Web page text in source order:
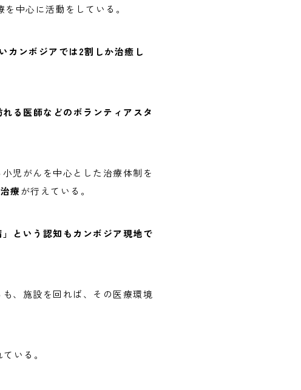
中心に活動をしている。
カンボジアでは2割しか治癒し
る医師などのボランティアスタ
児がんを中心とした治療体制を
療が行えている。
」という認知もカンボジア現地で
、施設を回れば、その医療環境
いる。